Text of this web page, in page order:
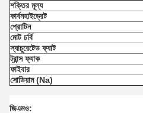
শক্তির মূল্য
কার্বনহাইড্রেট
প্রোটিন
মোট চর্বি
স্যাচুরেটেড ফ্যাট
ট্রান্স ফ্যাক
ফাইবার
সোডিয়াম (Na)
জিএমও: